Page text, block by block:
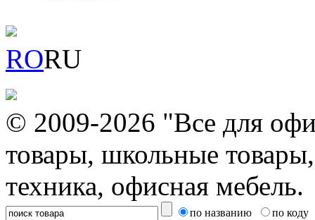
RORU
© 2009-2026 "Все для
товары, школьные
техника, офисная мебель.
по названию по коду